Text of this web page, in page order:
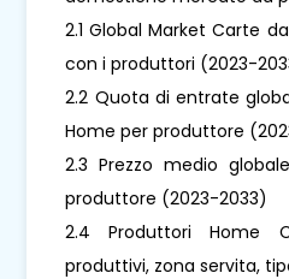
2.1 Global Market Carte
con i produttori (2023-
2.2 Quota di entrate
Home per produttore
2.3 Prezzo medio
produttore (2023-2033)
2.4 Produttori Home
produttivi, zona servita,